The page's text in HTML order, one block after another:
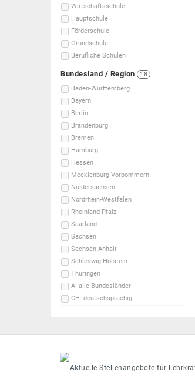
Wirtschaftsschule
Hauptschule
Förderschule
Grundschule
Berufliche Schulen
Bundesland / Region
18
Baden-Württemberg
Bayern
Berlin
Brandenburg
Bremen
Hamburg
Hessen
Mecklenburg-Vorpommern
Niedersachsen
Nordrhein-Westfalen
Rheinland-Pfalz
Saarland
Sachsen
Sachsen-Anhalt
Schleswig-Holstein
Thüringen
A: alle Bundesländer
CH: deutschsprachig
Aktuelle Stellenangebote für